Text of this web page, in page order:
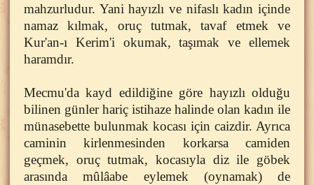
mahzurludur. Yani hayızlı ve nifaslı kadın içinde
namaz kılmak, oruç tutmak, tavaf etmek ve
Kur'an-ı Kerim'i okumak, taşımak ve ellemek
haramdır.
Mecmu'da kayd edildiğine göre hayızlı olduğu
bilinen günler hariç istihaze halinde olan kadın ile
münasebette bulunmak kocası için caizdir. Ayrıca
caminin kirlenmesinden korkarsa camiden
geçmek, oruç tutmak, kocasıyla diz ile göbek
arasında mûlâabe eylemek (oynamak) de